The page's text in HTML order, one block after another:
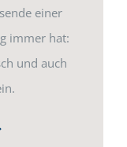
einer
immer hat:
und auch